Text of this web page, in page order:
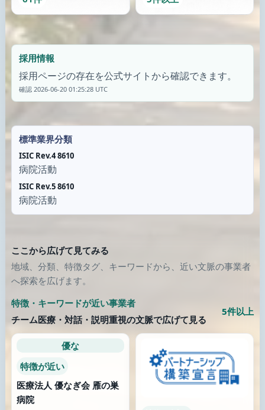
別の通りにも出てみる
類似が少なくなったら、画像のある別の場所へ歩き続けます。
診療所
ほしの内科アレルギークリ
ニック
東京都 / 世田谷区
公式サイト
類似が少なくなったら、画像のある別の場所へ歩き続けます。
内藤眼科
愛知県 / 名古屋市中村区
公式サイト
診療所
榊原クリニック
大阪府 / 大阪市